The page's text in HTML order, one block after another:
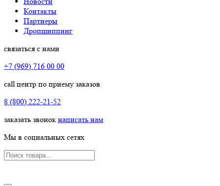
Контакты
Партнеры
Дропшиппинг
связаться с нами
+7 (969) 716 00 00
call центр по приему заказов
8 (800) 222-21-52
заказать звонок написать нам
Мы в социальных сетях